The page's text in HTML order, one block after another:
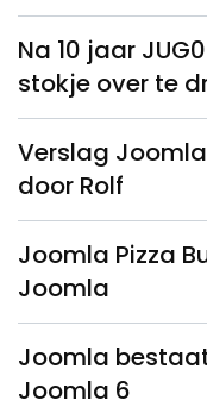
Na 10 jaar
stokje over te
Verslag
door Rolf
Joomla Pizza
Joomla
Joomla
Joomla 6